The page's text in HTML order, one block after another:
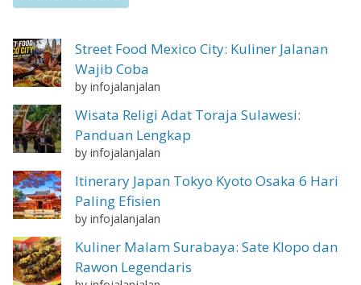
Street Food Mexico City: Kuliner Jalanan
Wajib Coba
by infojalanjalan
Wisata Religi Adat Toraja Sulawesi:
Panduan Lengkap
by infojalanjalan
Itinerary Japan Tokyo Kyoto Osaka 6 Hari
Paling Efisien
by infojalanjalan
Kuliner Malam Surabaya: Sate Klopo dan
Rawon Legendaris